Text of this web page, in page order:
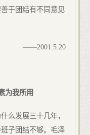
于团结有不同意见
——2001 .5.20
为我所用
么发展三十几年，
子团结不够。毛泽